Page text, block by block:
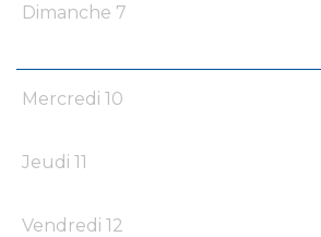
Dimanche 7
Mercredi 10
Jeudi 11
Vendredi 12